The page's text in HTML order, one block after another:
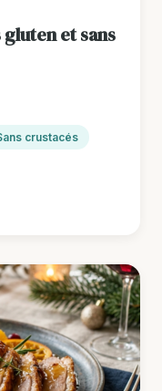
et sans
crustacés